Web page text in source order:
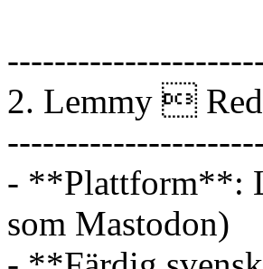
2. Lemmy 
- **Plattform**:
som Mastodon)